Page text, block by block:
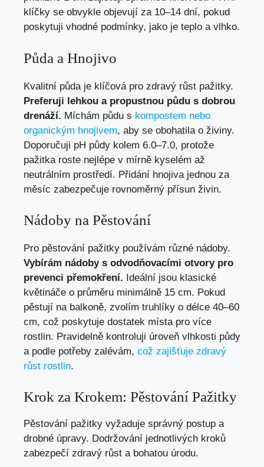
klíčky se obvykle objevují za 10–14 dní, pokud
poskytuji vhodné podmínky, jako je teplo a vlhko.
Půda a Hnojivo
Kvalitní půda je klíčová pro zdravý růst pažitky.
Preferuji lehkou a propustnou půdu s dobrou
drenáží. Míchám půdu s kompostem nebo
organickým hnojivem, aby se obohatila o živiny.
Doporučuji pH půdy kolem 6.0–7.0, protože
pažitka roste nejlépe v mírně kyselém až
neutrálním prostředí. Přidání hnojiva jednou za
měsíc zabezpečuje rovnoměrný přísun živin.
Nádoby na Pěstování
Pro pěstování pažitky používám různé nádoby.
Vybírám nádoby s odvodňovacími otvory pro
prevenci přemokření. Ideální jsou klasické
květináče o průměru minimálně 15 cm. Pokud
pěstují na balkoně, zvolím truhlíky o délce 40–60
cm, což poskytuje dostatek místa pro více
rostlin. Pravidelně kontroluji úroveň vlhkosti půdy
a podle potřeby zalévám, což zajišťuje zdravý
růst rostlin.
Krok za Krokem: Pěstování Pažitky
Pěstování pažitky vyžaduje správný postup a
drobné úpravy. Dodržování jednotlivých kroků
zabezpečí zdravý růst a bohatou úrodu.